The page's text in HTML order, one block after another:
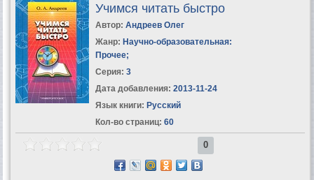
Учимся читать быстро
Автор: Андреев Олег
Жанр: Научно-образовательная:
Прочее;
Серия: 3
Дата добавления: 2013-11-24
Язык книги: Русский
Кол-во страниц: 60
0